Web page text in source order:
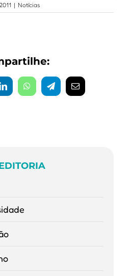
| Notícias
LinkedInWhatsAppTelegram
E-
mail